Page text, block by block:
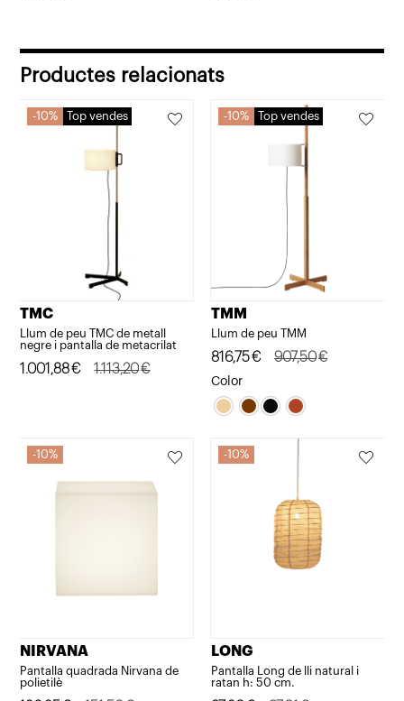
Productes relacionats
10% Top vendes
TMC
Llum de peu TMC de metall
negre i pantalla de metacrilat
1.113,20€
El
1.113,20€.
1.001,88€
El
1.001,88€.
10% Top vendes
TMM
Llum de peu TMM
907,50€
El
preu
original
907,50€.
816,75€
El
preu
actual
816,75€.
Color
10%
NIRVANA
Pantalla quadrada Nirvana de
polietilè
10%
LONG
Pantalla Long de lli natural i
ratan h: 50 cm.